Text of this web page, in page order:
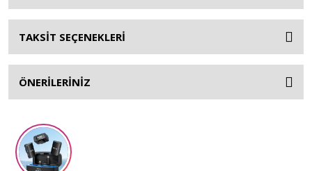
TAKSİT SEÇENEKLERİ
ÖNERİLERİNİZ